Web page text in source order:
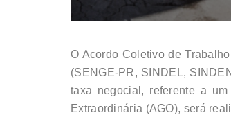
O Acordo Coletivo de
(SENGE-PR, SINDEL,
taxa negocial, referente a
Extraordinária (AGO), será